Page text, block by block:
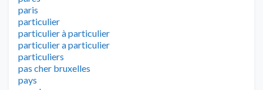
paris
particulier
particulier à particulier
particulier a particulier
particuliers
pas cher bruxelles
pays